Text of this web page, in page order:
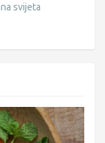
svijeta